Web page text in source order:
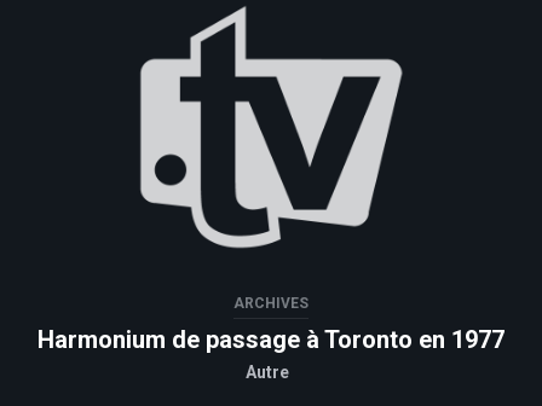
ARCHIVES
Harmonium de passage à Toronto en 1977
Autre